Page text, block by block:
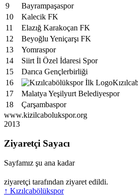
9
Bayrampaşaspor
10
Kalecik FK
11
Elazığ Karakoçan FK
12
Beyoğlu Yeniçarşı FK
13
Yomraspor
14
Siirt İl Özel İdaresi Spor
15
Darıca Gençlerbirliği
16
17
Malatya Yeşilyurt Belediyespor
18
Çarşambaspor
www.kizilcabolukspor.org
2013
Ziyaretçi Sayacı
Sayfamız şu ana kadar
ziyaretçi tarafından ziyaret edildi.
↑ Kızılcabölükspor